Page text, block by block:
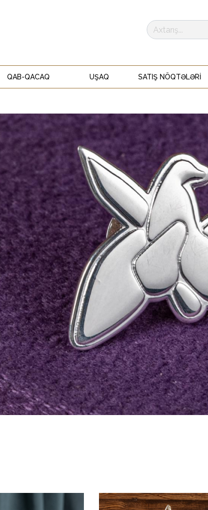
QAB-QACAQ UŞAQ SATIŞ NÖQTƏLƏRI